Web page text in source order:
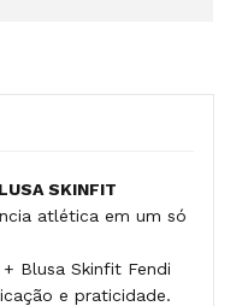
SKINFIT
atlética em um só
Blusa Skinfit Fendi
e praticidade.